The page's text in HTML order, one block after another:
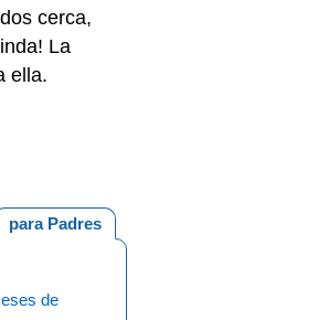
cerca,
La
ella.
para Padres
de